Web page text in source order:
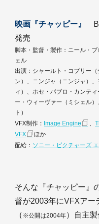
映画『チャッピー』
発売
脚本・監督・製作：ニール・
ェル
出演：シャールト・コプリー
ン）、ニンジャ（ニンジャ）
ィ）、ホセ・パブロ・カンテ
ー・ウィーヴァー（ミシェル
ト）
VFX制作： Image Engine 、
VFX
ほか
配給： ソニー・ピクチャーズ
そんな『チャッピー』
督が2003年にVFXアー
（ ※公開は2004年）自主